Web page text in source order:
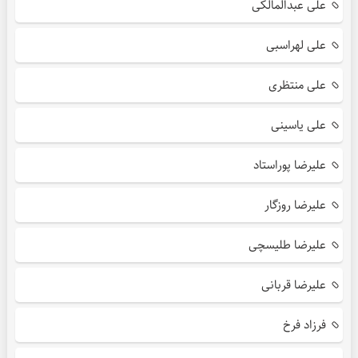
علی عبدالمالکی
علی لهراسبی
علی منتظری
علی یاسینی
علیرضا پوراستاد
علیرضا روزگار
علیرضا طلیسچی
علیرضا قربانی
فرزاد فرخ